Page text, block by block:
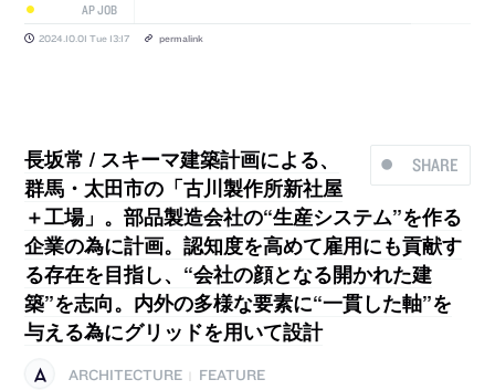
AP JOB
2024.10.01 Tue 13:17 permalink
SHARE
長坂常 / スキーマ建築計画による、
群馬・太田市の「古川製作所新社屋
＋工場」。部品製造会社の“生産システム”を作る
企業の為に計画。認知度を高めて雇用にも貢献す
る存在を目指し、“会社の顔となる開かれた建
築”を志向。内外の多様な要素に“一貫した軸”を
与える為にグリッドを用いて設計
ARCHITECTURE
FEATURE